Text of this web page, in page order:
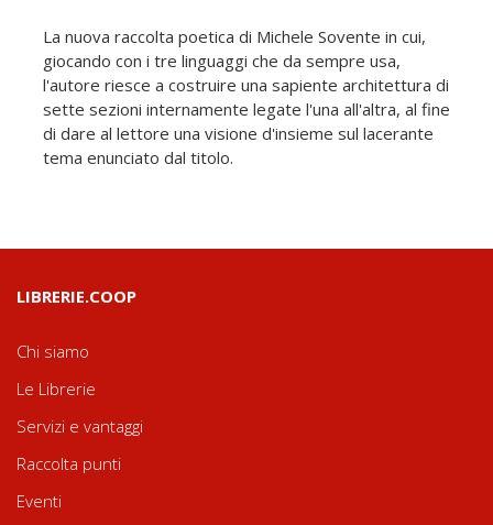
La nuova raccolta poetica di Michele Sovente in cui,
giocando con i tre linguaggi che da sempre usa,
l'autore riesce a costruire una sapiente architettura di
sette sezioni internamente legate l'una all'altra, al fine
di dare al lettore una visione d'insieme sul lacerante
tema enunciato dal titolo.
LIBRERIE.COOP
Chi siamo
Le Librerie
Servizi e vantaggi
Raccolta punti
Eventi